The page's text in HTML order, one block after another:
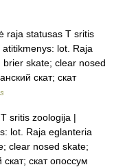
raja statusas T sritis
lot. Raja
skate; clear nosed
скат; скат
sritis zoologija |
lot. Raja eglanteria
clear nosed skate;
скат опоссум